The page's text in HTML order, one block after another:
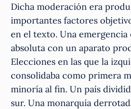
Dicha moderación era
importantes factores
en el texto. Una emergencia
absoluta con un aparato
Elecciones en las que la
consolidaba como primera
minoría al fin. Un país
sur. Una monarquía